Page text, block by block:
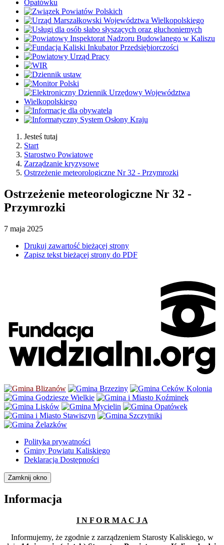
Jesteś tutaj
Start
Starostwo Powiatowe
Zarządzanie kryzysowe
Ostrzeżenie meteorologiczne Nr 32 - Przymrozki
Ostrzeżenie meteorologiczne Nr 32 -
Przymrozki
7 maja 2025
Drukuj zawartość bieżącej strony
Zapisz tekst bieżącej strony do PDF
Polityka prywatności
Gminy Powiatu Kaliskiego
Deklaracja Dostępności
Zamknij okno
Informacja
I N F O R M A C J A
Informujemy, że zgodnie z zarządzeniem Starosty Kaliskiego, w